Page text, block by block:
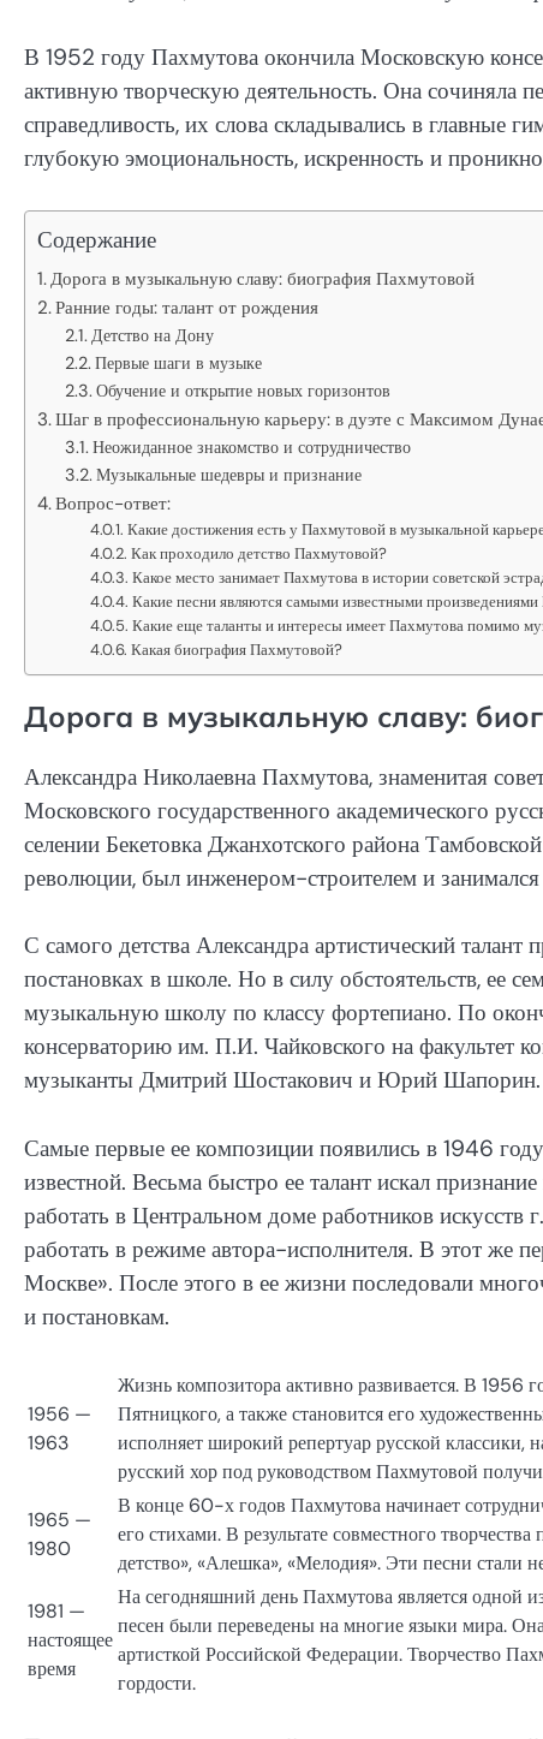
В 1952 году Пахмутова окончила Московскую
активную творческую деятельность. Она сочиняла
справедливость, их слова складывались в главные
глубокую эмоциональность, искренность и
Содержание
Дорога в музыкальную славу: биография Пахмутовой
Ранние годы: талант от рождения
Детство на Дону
Первые шаги в музыке
Обучение и открытие новых горизонтов
Шаг в профессиональную карьеру: в дуэте с Максимом
Неожиданное знакомство и сотрудничество
Музыкальные шедевры и признание
Вопрос-ответ:
Какие достижения есть у Пахмутовой в музыкальной
Как проходило детство Пахмутовой?
Какое место занимает Пахмутова в истории советской
Какие песни являются самыми известными
Какие еще таланты и интересы имеет Пахмутова помимо
Какая биография Пахмутовой?
Дорога в музыкальную славу:
Александра Николаевна Пахмутова, знаменитая
Московского государственного академического
селении Бекетовка Джанхотского района
революции, был инженером-строителем и
С самого детства Александра артистический
постановках в школе. Но в силу обстоятельств, ее
музыкальную школу по классу фортепиано. По
консерваторию им. П.И. Чайковского на факультет
музыканты Дмитрий Шостакович и Юрий Шапорин.
Самые первые ее композиции появились в 1946
известной. Весьма быстро ее талант искал
работать в Центральном доме работников
работать в режиме автора-исполнителя. В этот же
Москве». После этого в ее жизни последовали
и постановкам.
1956 —
1963
Жизнь композитора активно развивается. В 1956
Пятницкого, а также становится его
исполняет широкий репертуар русской
русский хор под руководством Пахмутовой
1965 —
1980
В конце 60-х годов Пахмутова начинает
его стихами. В результате совместного
детство», «Алешка», «Мелодия». Эти песни стали
1981 —
настоящее
время
На сегодняшний день Пахмутова является одной
песен были переведены на многие языки мира.
артисткой Российской Федерации. Творчество
гордости.